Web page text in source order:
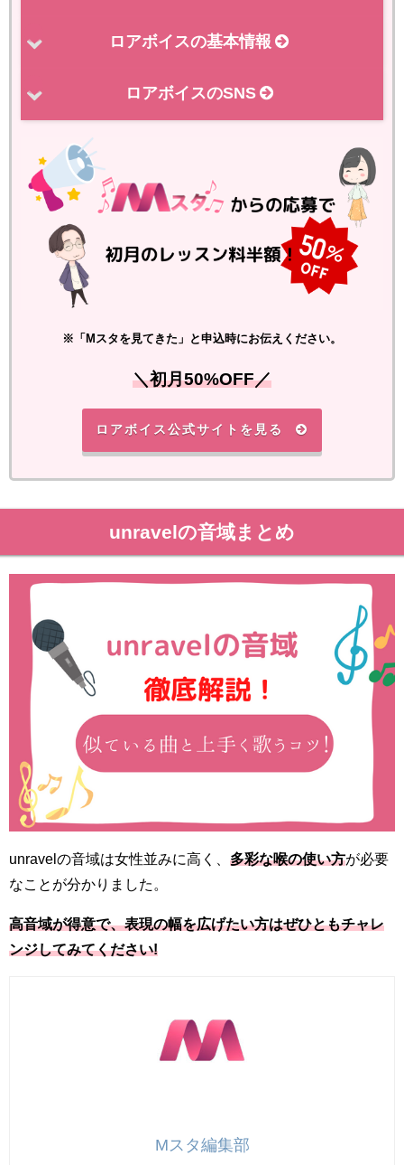
ロアボイスの基本情報
ロアボイスのSNS
※「Mスタを見てきた」と申込時にお伝えください。
＼初月50%OFF／
ロアボイス公式サイトを見る
unravelの音域まとめ
unravelの音域は女性並みに高く、 多彩な喉の使い方が必要
なことが分かりました。
高音域が得意で、表現の幅を広げたい方はぜひともチャレ
ンジしてみてください!
Mスタ編集部